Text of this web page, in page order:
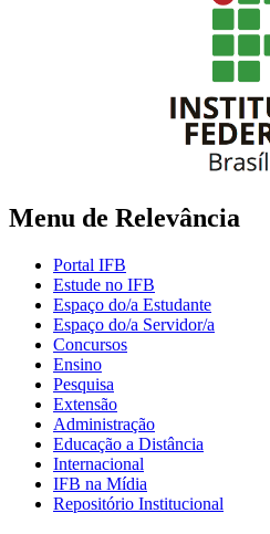
Menu de Relevância
Portal IFB
Estude no IFB
Espaço do/a Estudante
Espaço do/a Servidor/a
Concursos
Ensino
Pesquisa
Extensão
Administração
Educação a Distância
Internacional
IFB na Mídia
Repositório Institucional